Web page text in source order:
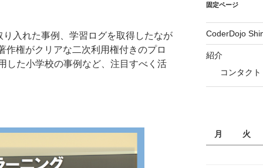
入れた事例、学習ログを取得したなが
作権がクリアな二次利用権付きのプロ
した小学校の事例など、注目すべく活
固定ページ
CoderDojo
紹介
コンタクト
月
火